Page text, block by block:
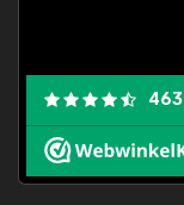
463